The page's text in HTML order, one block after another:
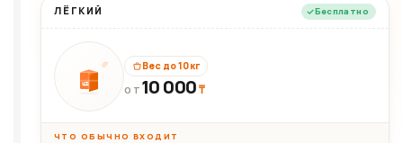
ЛЁГКИЙ Бесплатно
10кг
Вес до 10 кг
ОТ 10 000₸
ЧТО ОБЫЧНО ВХОДИТ